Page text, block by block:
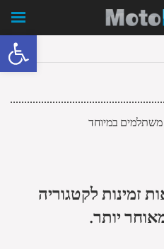
זמינות לקטגוריה
יותר.
פתח